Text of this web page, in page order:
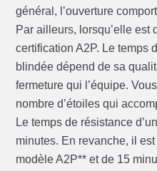
général, l’ouverture
Par ailleurs, lorsqu’elle est
certification A2P. Le temps
blindée dépend de sa
fermeture qui l’équipe.
nombre d’étoiles qui
Le temps de résistance
minutes. En revanche, il
modèle A2P** et de 15